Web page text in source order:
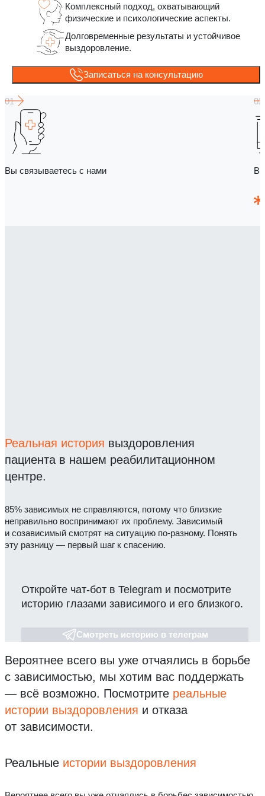
Комплексный подход, охватывающий
физические и психологические аспекты.
Долговременные результаты и устойчивое
выздоровление.
Записаться на консультацию
Вы связываетесь с нами
Реальная история выздоровления
пациента в нашем реабилитационном
центре.
85% зависимых не справляются, потому что близкие
неправильно воспринимают их проблему. Зависимый
и созависимый смотрят на ситуацию по-разному. Понять
эту разницу — первый шаг к спасению.
Откройте чат-бот в Telegram и посмотрите
историю глазами зависимого и его близкого.
Смотреть историю в телеграм
Вероятнее всего вы уже отчаялись в борьбе
с зависимостью, мы хотим вас поддержать
— всё возможно. Посмотрите реальные
истории выздоровления и отказа
от зависимости.
Реальные истории выздоровления